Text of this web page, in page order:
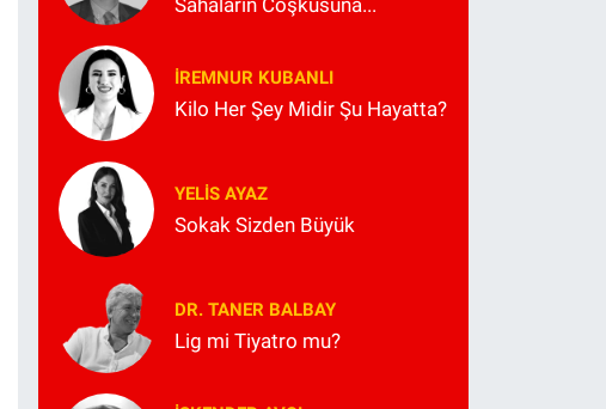
Sahaların Coşkusuna...
İREMNUR KUBANLI
Kilo Her Şey Midir Şu Hayatta?
YELIS AYAZ
Sokak Sizden Büyük
DR. TANER BALBAY
Lig mi Tiyatro mu?